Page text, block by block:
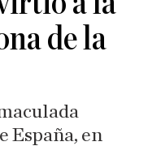
de la
España, en